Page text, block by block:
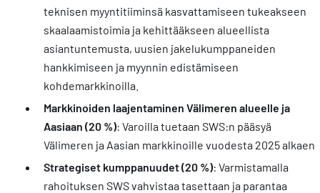
teknisen myyntitiiminsä kasvattamiseen tukeakseen
skaalaamistoimia ja kehittääkseen alueellista
asiantuntemusta, uusien jakelukumppaneiden
hankkimiseen ja myynnin edistämiseen
kohdemarkkinoilla.
Markkinoiden laajentaminen Välimeren alueelle ja
Aasiaan (20 %): Varoilla tuetaan SWS:n pääsyä
Välimeren ja Aasian markkinoille vuodesta 2025 alkaen.
Strategiset kumppanuudet (20 %): Varmistamalla
rahoituksen SWS vahvistaa tasettaan ja parantaa